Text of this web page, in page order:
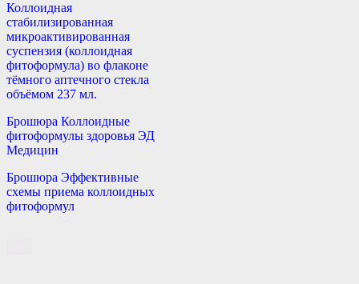
Коллоидная
стабилизированная
микроактивированная
суспензия (коллоидная
фитоформула) во флаконе
тёмного аптечного стекла
объёмом 237 мл.
Брошюра Коллоидные
фитоформулы здоровья ЭД
Медицин
Брошюра Эффективные
схемы приема коллоидных
фитоформул